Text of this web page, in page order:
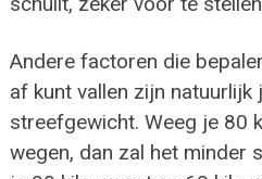
Andere factoren die
af kunt vallen zijn
streefgewicht. Weeg je 80
wegen, dan zal het minder